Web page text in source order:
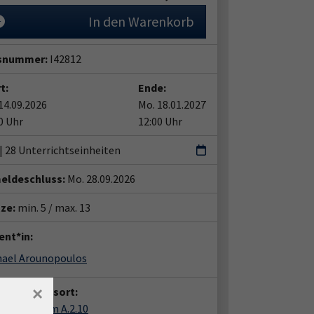
In den Warenkorb
I42812
Uhr
Ende:
Mo. 18.01.2027
12:00 Uhr
| 28 Unterrichtseinheiten
Mo. 28.09.2026
min. 5 / max. 13
Arounopoulos
Haus, Raum A.2.10
×